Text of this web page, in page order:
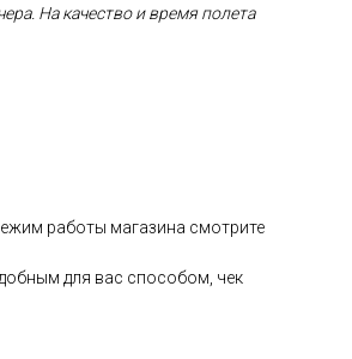
На качество и время полета
работы магазина смотрите
для вас способом, чек